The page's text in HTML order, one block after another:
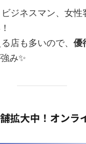
ビジネスマン、女
店も多いので、 優
み✨
拡大中！オンラ